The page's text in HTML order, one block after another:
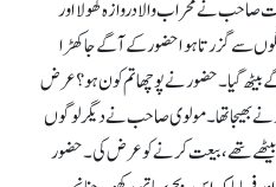
صاحب نے محراب والا دروازہ کھولا اور
سے گزرتا ہوا حضور کے آگے جا کھڑا
بیٹھ گیا۔ حضور نے پوچھا تم کون ہو؟ عرض
بھیجا تھا۔ مولوی صاحب نے دیگر لوگوں
تھے، بیعت کرنے کو عرض کی۔ حضور